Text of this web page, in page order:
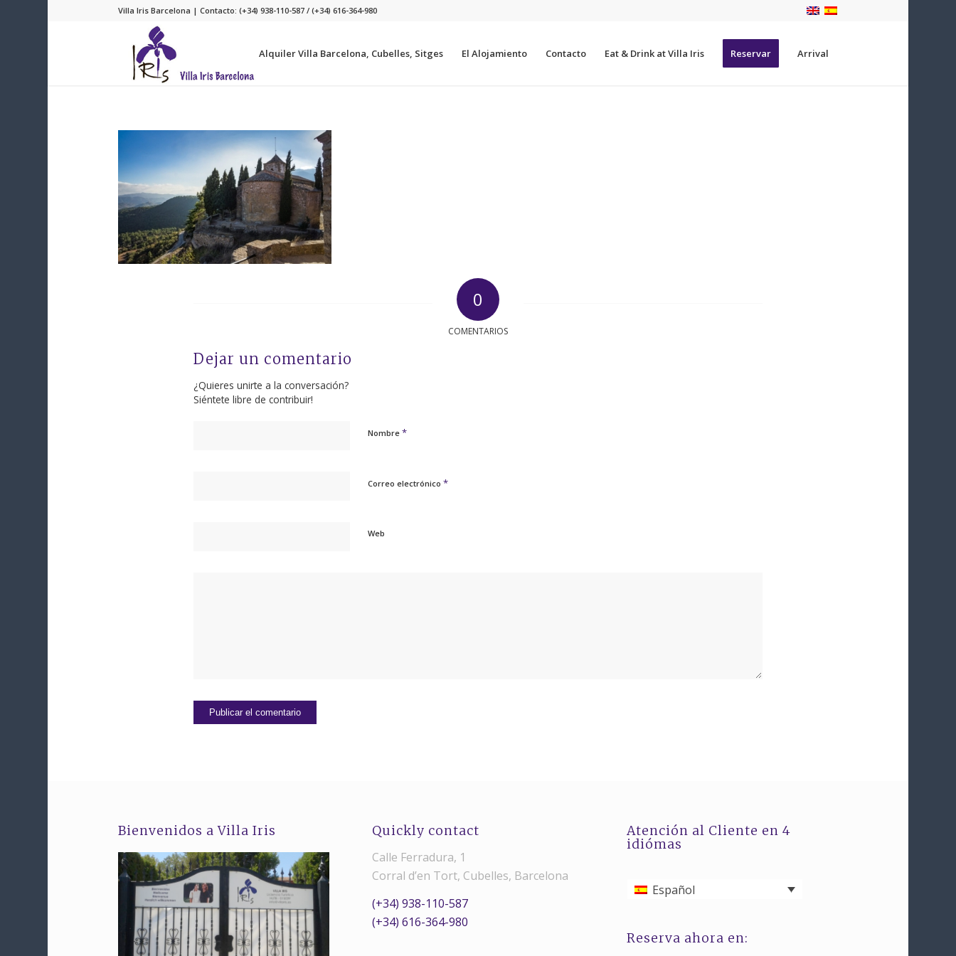
Villa Iris Barcelona | Contacto: (+34) 938-110-587 / (+34) 616-364-980
Alquiler Villa Barcelona, Cubelles, Sitges El Alojamiento Contacto Eat & Drink at Villa Iris Reservar Arrival
0
COMENTARIOS
Dejar un comentario
¿Quieres unirte a la conversación?
Siéntete libre de contribuir!
Nombre *
Correo electrónico *
Web
Bienvenidos a Villa Iris
Quickly contact
Calle Ferradura, 1
Corral d’en Tort, Cubelles, Barcelona
(+34) 938-110-587
(+34) 616-364-980
Atención al Cliente en 4
idiómas
Español
Reserva ahora en: